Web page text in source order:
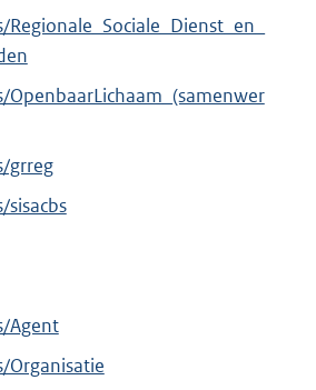
grreg
Agent